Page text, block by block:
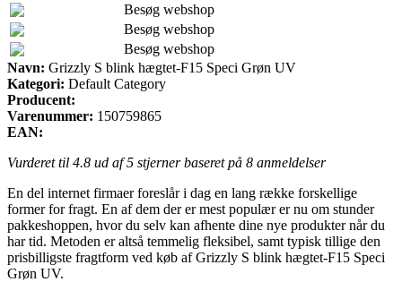
Besøg webshop
Besøg webshop
Besøg webshop
Navn: Grizzly S blink hægtet-F15 Speci Grøn UV
Kategori: Default Category
Producent:
Varenummer: 150759865
EAN:
Vurderet til 4.8 ud af 5 stjerner baseret på 8 anmeldelser
En del internet firmaer foreslår i dag en lang række forskellige
former for fragt. En af dem der er mest populær er nu om stunder
pakkeshoppen, hvor du selv kan afhente dine nye produkter når du
har tid. Metoden er altså temmelig fleksibel, samt typisk tillige den
prisbilligste fragtform ved køb af Grizzly S blink hægtet-F15 Speci
Grøn UV.